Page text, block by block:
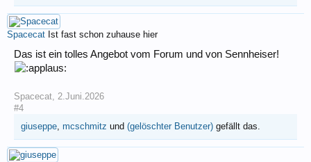
Spacecat Ist fast schon zuhause hier
Das ist ein tolles Angebot vom Forum und von Sennheiser!
Spacecat, 2.Juni.2026
#4
giuseppe, mcschmitz und (gelöschter Benutzer) gefällt das.